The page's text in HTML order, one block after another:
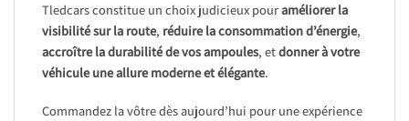
Tledcars constitue un choix judicieux pouraméliorer la
visibilité sur la route, réduire la consommation d’énergie,
accroître la durabilité de vos ampoules, etdonner à votre
véhicule une allure moderne et élégante.
Commandez la vôtre dès aujourd’hui pour une expérience